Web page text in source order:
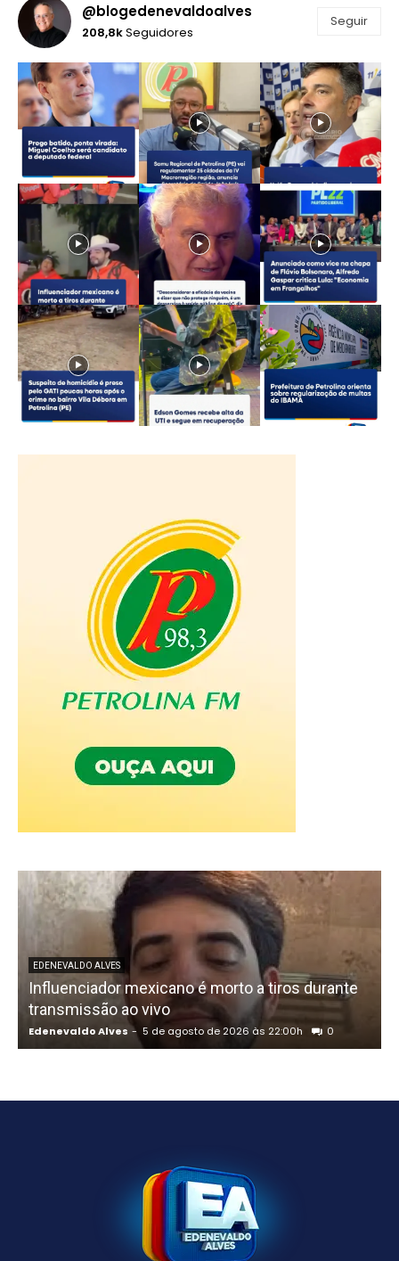
@blogedenevaldoalves
208,8kSeguidores
Seguir
EDENEVALDO ALVES
Influenciador mexicano é morto a tiros durante
transmissão ao vivo
Edenevaldo Alves - 5 de agosto de 2026 às 22:00h 0